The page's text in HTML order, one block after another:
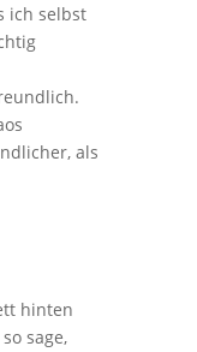
ich selbst
als
hinten
sage,